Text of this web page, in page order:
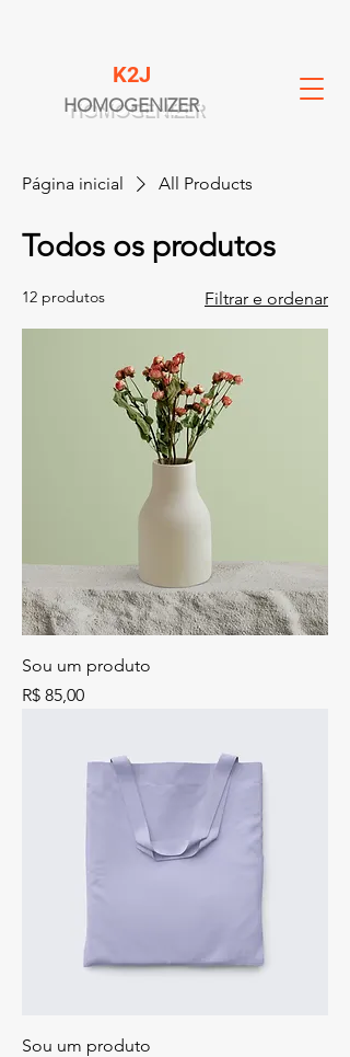
K2J
HOMOGENIZER
Página inicial All Products
Todos os produtos
12 produtos Filtrar e ordenar
Sou um produto
Preço
R$ 85,00
Sou um produto